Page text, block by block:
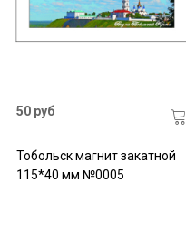
50 руб
Тобольск магнит закатной
115*40 мм №0005